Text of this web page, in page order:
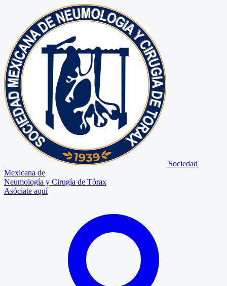
Sociedad
Mexicana de
Neumología y Cirugía de Tórax
Asóciate aquí